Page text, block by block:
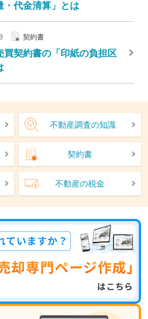
・代金清算」とは
契約書
買契約書の「印紙の負担区
不動産調査の知識
契約書
不動産の税金